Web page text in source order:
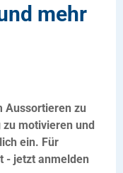
mehr
Aussortieren zu
motivieren und
ein. Für
- jetzt anmelden